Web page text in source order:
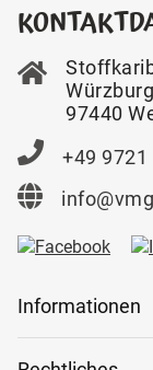
97440
+49 9721
Informationen